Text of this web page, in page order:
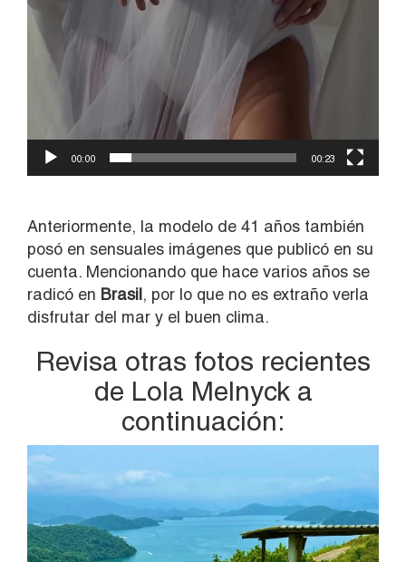
00:00 00:23
Anteriormente, la modelo de 41 años también
posó en sensuales imágenes que publicó en su
cuenta. Mencionando que hace varios años se
radicó en Brasil, por lo que no es extraño verla
disfrutar del mar y el buen clima.
Revisa otras fotos recientes
de Lola Melnyck a
continuación: